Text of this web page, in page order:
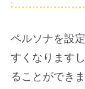
ペルソナを設
すくなります
ることができ